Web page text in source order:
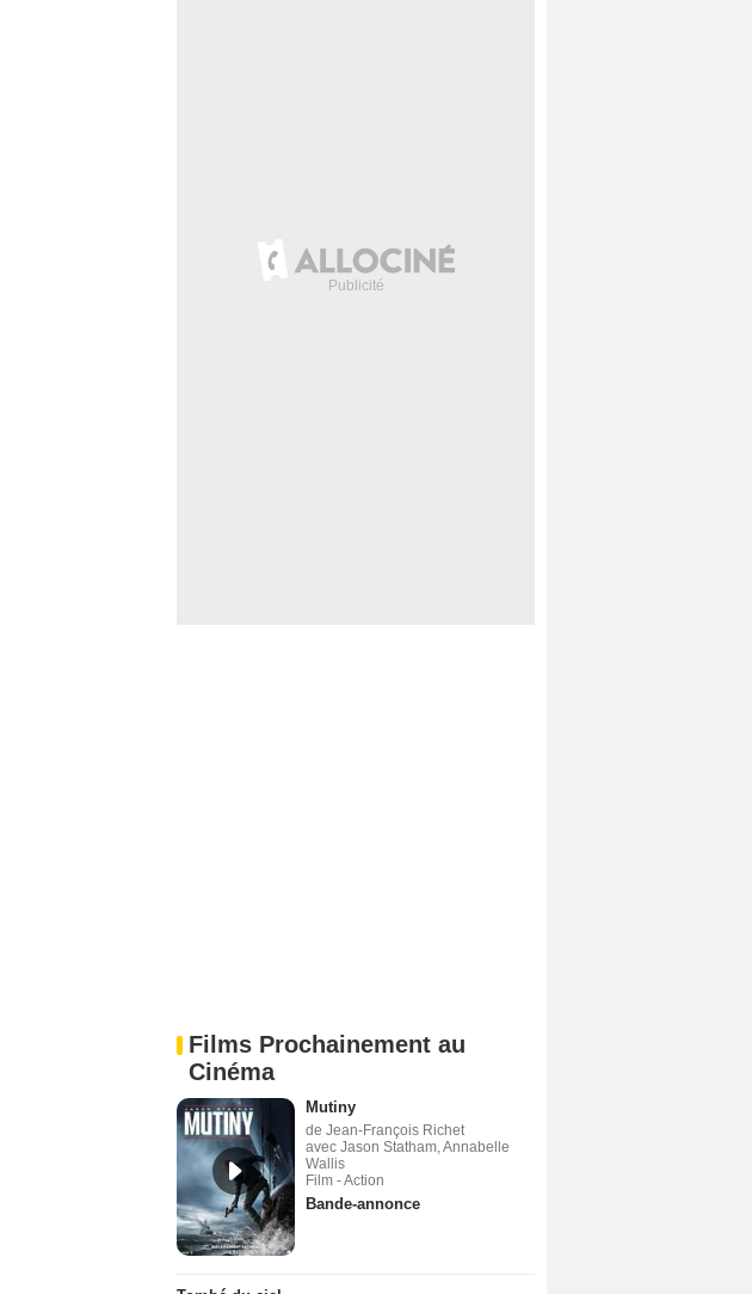
Films Prochainement au
Cinéma
Mutiny
de Jean-François Richet
avec Jason Statham, Annabelle
Wallis
Film - Action
Bande-annonce